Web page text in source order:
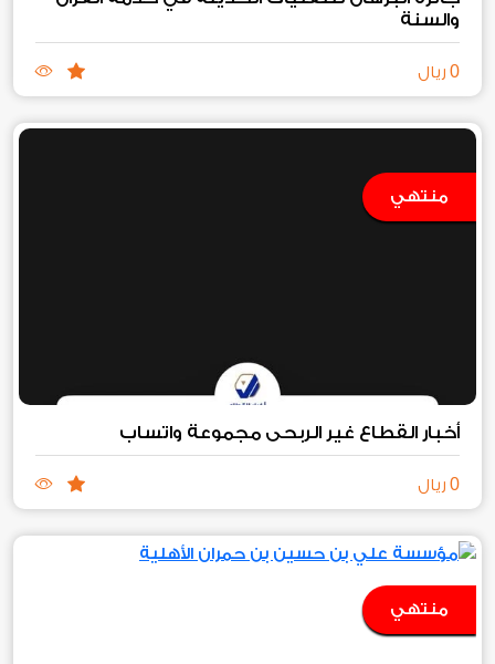
والسنة
0 ريال
منتهي
أخبار القطاع غير الربحي مجموعة واتساب
0 ريال
منتهي